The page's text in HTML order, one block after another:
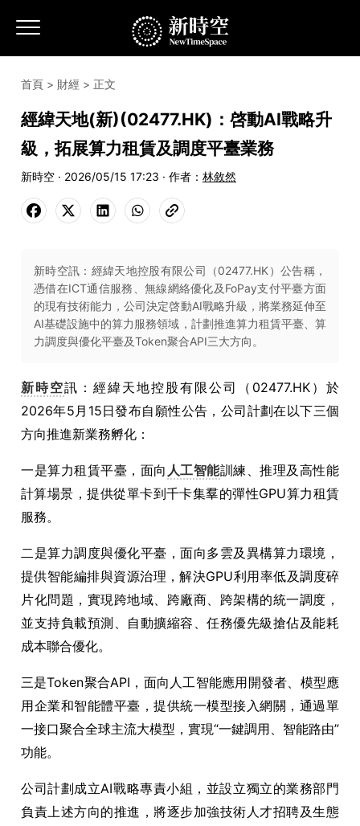
首頁 > 財經 > 正文
經緯天地(新)(02477.HK)：啓動AI戰略升
級，拓展算力租賃及調度平臺業務
新時空 · 2026/05/15 17:23 · 作者： 林敘然
新時空訊：經緯天地控股有限公司（02477.HK）公告稱，
憑借在ICT通信服務、無線網絡優化及FoPay支付平臺方面
的現有技術能力，公司決定啓動AI戰略升級，將業務延伸至
AI基礎設施中的算力服務領域，計劃推進算力租賃平臺、算
力調度與優化平臺及Token聚合API三大方向。
新時空訊：經緯天地控股有限公司（02477.HK）於
2026年5月15日發布自願性公告，公司計劃在以下三個
方向推進新業務孵化：
一是算力租賃平臺，面向 人工智能訓練、推理及高性能
計算場景，提供從單卡到千卡集羣的彈性GPU算力租賃
服務。
二是算力調度與優化平臺，面向多雲及異構算力環境，
提供智能編排與資源治理，解決GPU利用率低及調度碎
片化問題，實現跨地域、跨廠商、跨架構的統一調度，
並支持負載預測、自動擴縮容、任務優先級搶佔及能耗
成本聯合優化。
三是Token聚合API，面向人工智能應用開發者、模型應
用企業和智能體平臺，提供統一模型接入網關，通過單
一接口聚合全球主流大模型，實現“一鍵調用、智能路由”
功能。
公司計劃成立AI戰略專責小組，並設立獨立的業務部門
負責上述方向的推進，將逐步加強技術人才招聘及生態